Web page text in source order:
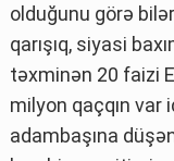
olduğunu görə
qarışıq, siyasi
təxminən 20 faizi
milyon qaçqın var
adambaşına